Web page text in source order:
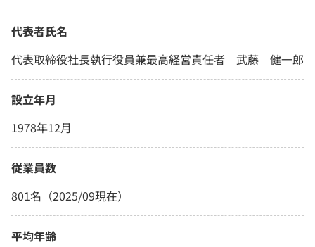
代表者氏名
代表取締役社長執行役員兼最高経営責任者 武藤 健一郎
設立年月
1978年12月
従業員数
801名（2025/09現在）
平均年齢